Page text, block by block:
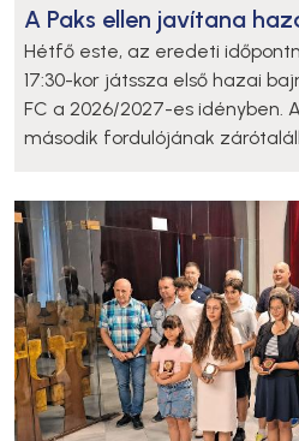
A Paks ellen javítana
Hétfő este, az eredeti
17:30-kor játssza első hazai
FC a 2026/2027-es idényben.
második fordulójának